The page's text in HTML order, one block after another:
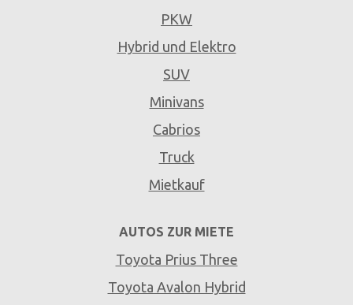
PKW
Hybrid und Elektro
SUV
Minivans
Cabrios
Truck
Mietkauf
AUTOS ZUR MIETE
Toyota Prius Three
Toyota Avalon Hybrid